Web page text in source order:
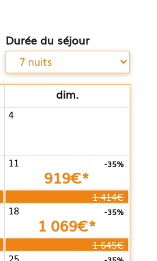
Durée du séjour
dim.
4
11 -35%
919€*
1 414€
18 -35%
1 069€*
1 645€
25